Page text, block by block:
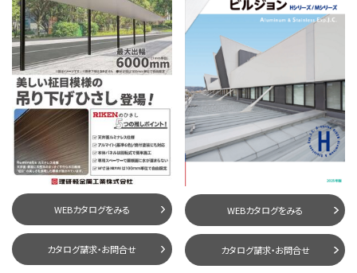
WEBカタログをみる
カタログ請求・お問合せ
WEBカタログをみる
カタログ請求・お問合せ